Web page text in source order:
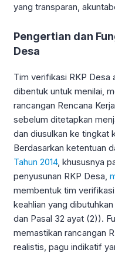
yang transparan,
Pengertian dan
Desa
Tim verifikasi RKP Desa
dibentuk untuk menilai,
rancangan Rencana
sebelum ditetapkan
dan diusulkan ke tingkat
Berdasarkan ketentuan
Tahun 2014, khususnya
penyusunan RKP Desa,
membentuk tim
keahlian yang
dan Pasal 32 ayat (2)).
memastikan rancangan
realistis, pagu indikatif